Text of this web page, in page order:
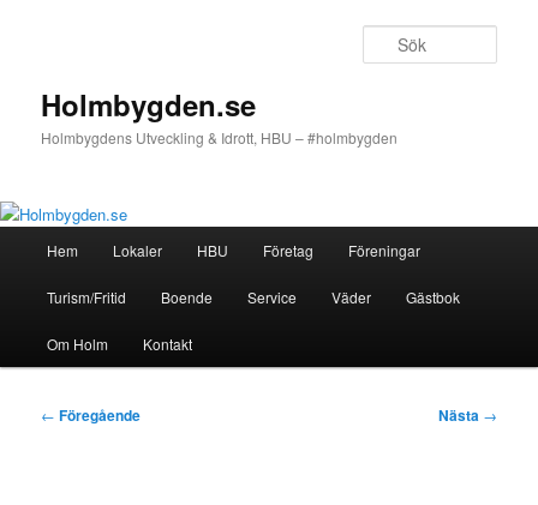
Holmbygden.se
Holmbygdens Utveckling & Idrott, HBU – #holmbygden
Hem Lokaler HBU Företag Föreningar
Turism/Fritid Boende Service Väder Gästbok
Om Holm Kontakt
Inläggsnavigering
← Föregående Nästa →